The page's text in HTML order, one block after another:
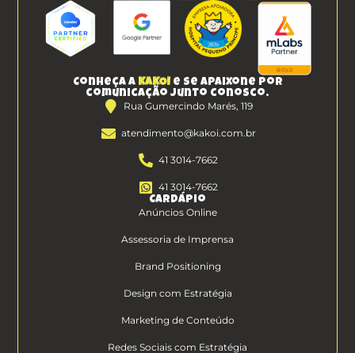
Conheça a KAKOI e se apaixone por
comunicação junto conosco.
Rua Gumercindo Marés, 119
atendimento@kakoi.com.br
41 3014-7662
41 3014-7662
Cardápio
Anúncios Online
Assessoria de Imprensa
Brand Positioning
Design com Estratégia
Marketing de Conteúdo
Redes Sociais com Estratégia